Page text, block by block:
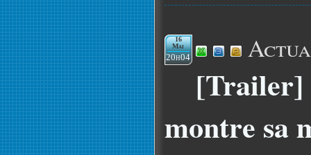
16
Mai
20h04
[Trailer]
montre sa